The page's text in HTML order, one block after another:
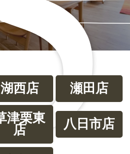
湖西店 瀬田店
津栗東
店
八日市店